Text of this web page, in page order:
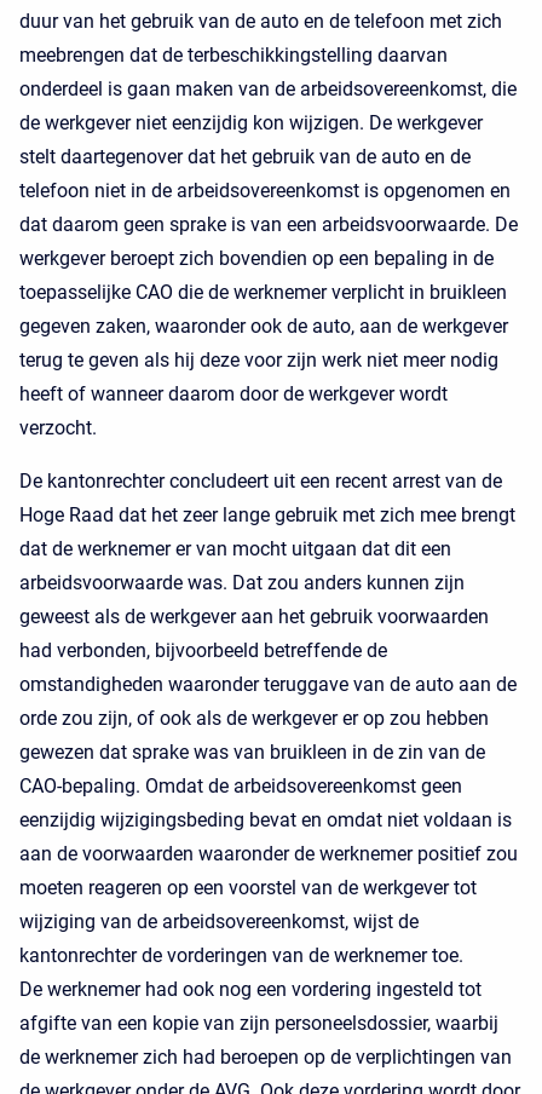
duur van het gebruik van de auto en de telefoon met zich
meebrengen dat de terbeschikkingstelling daarvan
onderdeel is gaan maken van de arbeidsovereenkomst, die
de werkgever niet eenzijdig kon wijzigen. De werkgever
stelt daartegenover dat het gebruik van de auto en de
telefoon niet in de arbeidsovereenkomst is opgenomen en
dat daarom geen sprake is van een arbeidsvoorwaarde. De
werkgever beroept zich bovendien op een bepaling in de
toepasselijke CAO die de werknemer verplicht in bruikleen
gegeven zaken, waaronder ook de auto, aan de werkgever
terug te geven als hij deze voor zijn werk niet meer nodig
heeft of wanneer daarom door de werkgever wordt
verzocht.
De kantonrechter concludeert uit een recent arrest van de
Hoge Raad dat het zeer lange gebruik met zich mee brengt
dat de werknemer er van mocht uitgaan dat dit een
arbeidsvoorwaarde was. Dat zou anders kunnen zijn
geweest als de werkgever aan het gebruik voorwaarden
had verbonden, bijvoorbeeld betreffende de
omstandigheden waaronder teruggave van de auto aan de
orde zou zijn, of ook als de werkgever er op zou hebben
gewezen dat sprake was van bruikleen in de zin van de
CAO-bepaling. Omdat de arbeidsovereenkomst geen
eenzijdig wijzigingsbeding bevat en omdat niet voldaan is
aan de voorwaarden waaronder de werknemer positief zou
moeten reageren op een voorstel van de werkgever tot
wijziging van de arbeidsovereenkomst, wijst de
kantonrechter de vorderingen van de werknemer toe.
De werknemer had ook nog een vordering ingesteld tot
afgifte van een kopie van zijn personeelsdossier, waarbij
de werknemer zich had beroepen op de verplichtingen van